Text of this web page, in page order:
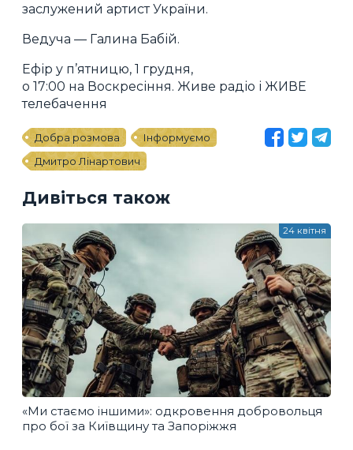
заслужений артист України.
Ведуча — Галина Бабій.
Ефір у п’ятницю, 1 грудня,
о 17:00 на Воскресіння. Живе радіо і ЖИВЕ
телебачення
Добра розмова
Інформуємо
Дмитро Лінартович
Дивіться також
«Ми стаємо іншими»: одкровення добровольця
про бої за Київщину та Запоріжжя
24 квітня